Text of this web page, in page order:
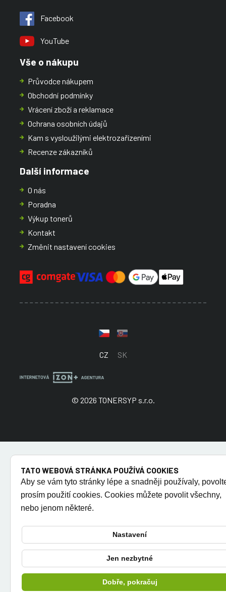
Facebook
YouTube
Vše o nákupu
Průvodce nákupem
Obchodní podmínky
Vrácení zboží a reklamace
Ochrana osobních údajů
Kam s vysloužilými elektrozařízeními
Recenze zákazníků
Další informace
O nás
Poradna
Výkup tonerů
Kontakt
Změnit nastavení cookies
CZ SK
© 2026 TONERSYP s.r.o.
TATO WEBOVÁ STRÁNKA POUŽÍVÁ COOKIES
Aby se vám tyto stránky lépe a snadněji používaly,
prosím použití cookies. Cookies můžete povolit všechny,
nebo jenom některé.
Nastavení
Jen nezbytné
Dobře, pokračuj